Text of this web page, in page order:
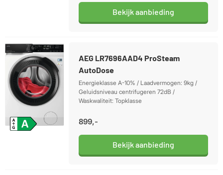
Bekijk aanbieding
AEG LR7696AAD4 ProSteam
AutoDose
Energieklasse A-10% / Laadvermogen: 9kg /
Geluidsniveau centrifugeren 72dB /
Waskwaliteit: Topklasse
899,-
Bekijk aanbieding